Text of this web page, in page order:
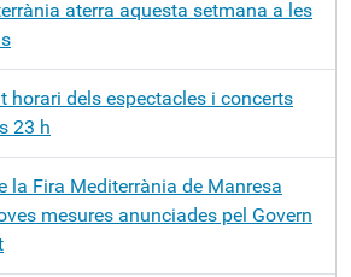
aterra aquesta setmana a les
horari dels espectacles i concerts
23 h
la Fira Mediterrània de Manresa
mesures anunciades pel Govern